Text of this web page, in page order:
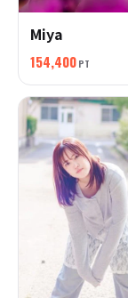
Miya
154,400 PT